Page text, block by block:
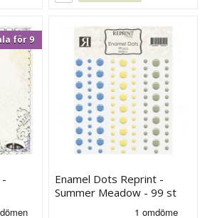
för 9
Enamel Dots Reprint -
Summer Meadow - 99 st